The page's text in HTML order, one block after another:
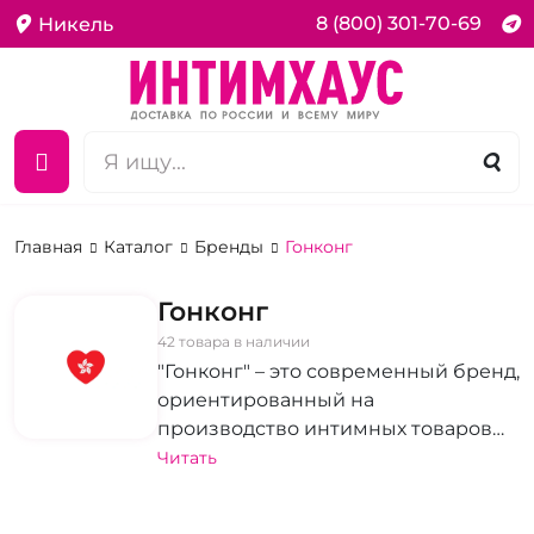
Никель 8 (800) 301-70-69
Главная Каталог Бренды Гонконг
Гонконг
42 товара в наличии
"Гонконг" – это современный бренд,
ориентированный на
производство интимных товаров
высочайшего качества.
Читать